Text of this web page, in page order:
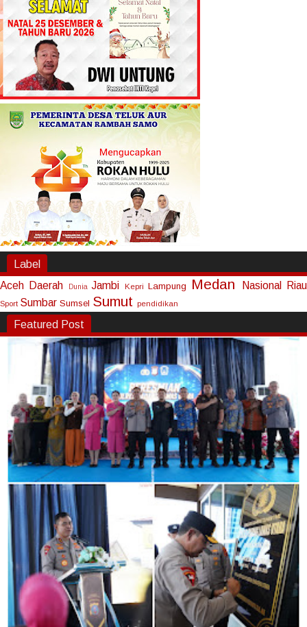
Label
Aceh Daerah Dunia Jambi Kepri Lampung Medan Nasional Riau
Sport Sumbar Sumsel Sumut pendidikan
Featured Post